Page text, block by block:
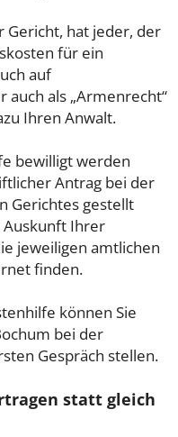
Gericht, hat jeder, der
für ein
auf
auch als „Armenrecht“
Ihren Anwalt.
bewilligt werden
Antrag bei der
Gerichtes gestellt
Auskunft Ihrer
jeweiligen amtlichen
finden.
können Sie
bei der
Gespräch stellen.
statt gleich